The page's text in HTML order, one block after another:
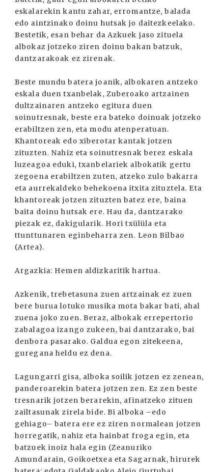
eskalarekin kantu zahar, erromantze, balada
edo aintzinako doinu hutsak jo daitezkeelako.
Bestetik, esan behar da Azkuek jaso zituela
albokaz jotzeko ziren doinu bakan batzuk,
dantzarakoak ez zirenak.
Beste mundu batera joanik, albokaren antzeko
eskala duen txanbelak, Zuberoako artzainen
dultzainaren antzeko egitura duen
soinutresnak, beste era bateko doinuak jotzeko
erabiltzen zen, eta modu atenperatuan.
Khantoreak edo xiberotar kantak jotzen
zituzten. Nahiz eta soinutresnak berez eskala
luzeagoa eduki, txanbelariek albokatik gertu
zegoena erabiltzen zuten, atzeko zulo bakarra
eta aurrekaldeko behekoena itxita zituztela. Eta
khantoreak jotzen zituzten batez ere, baina
baita doinu hutsak ere. Hau da, dantzarako
piezak ez, dakigularik. Hori txülüla eta
ttunttunaren eginbeharra zen. Leon Bilbao
(Artea).
Argazkia: Hemen aldizkaritik hartua.
Azkenik, trebetasuna zuen artzainak ez zuen
bere burua lotuko musika mota bakar bati, ahal
zuena joko zuen. Beraz, albokak errepertorio
zabalagoa izango zukeen, bai dantzarako, bai
denbora pasarako. Galdua egon zitekeena,
guregana heldu ez dena.
Lagungarri gisa, alboka soilik jotzen ez zenean,
panderoarekin batera jotzen zen. Ez zen beste
tresnarik jotzen berarekin, afinatzeko zituen
zailtasunak zirela bide. Bi alboka –edo
gehiago– batera ere ez ziren normalean jotzen
horregatik, nahiz eta hainbat froga egin, eta
batzuek inoiz hala egin (Zeanuriko
Amundarain, Goikoetxea eta Sagarnak, hirurek